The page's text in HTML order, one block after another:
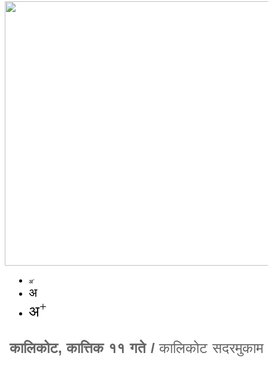
अ-
अ
अ+
कालिकोट, कात्तिक ११ गते /कालिकोट सदरमुकाम